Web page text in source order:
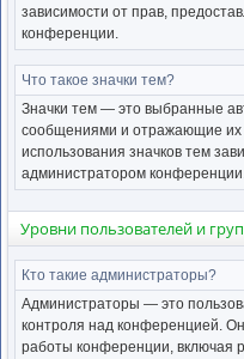
зависимости от прав,
конференции.
Что такое значки тем?
Значки тем — это выбранные
сообщениями и отражающие их
использования значков тем
администратором
Уровни пользователей и
Кто такие администраторы?
Администраторы — это
контроля над конференцией.
работы конференции, включая